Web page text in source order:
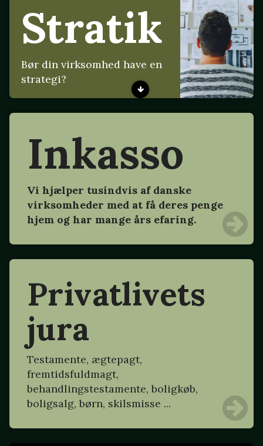
Stratik
Bør din virksomhed have en
strategi?
Inkasso
Vi hjælper tusindvis af danske
virksomheder med at få deres penge
hjem og har mange års efaring.
Privatlivets
jura
Testamente, ægtepagt,
fremtidsfuldmagt,
behandlingstestamente, boligkøb,
boligsalg, børn, skilsmisse ...